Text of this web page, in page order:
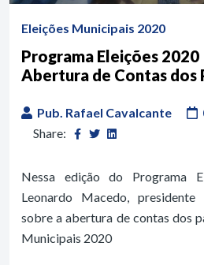
Eleições Municipais 2020
Programa Eleições 2020
Abertura de Contas dos
Pub. Rafael Cavalcante
Share:
Nessa edição do Programa
Leonardo Macedo,
sobre a abertura de contas dos
Municipais 2020